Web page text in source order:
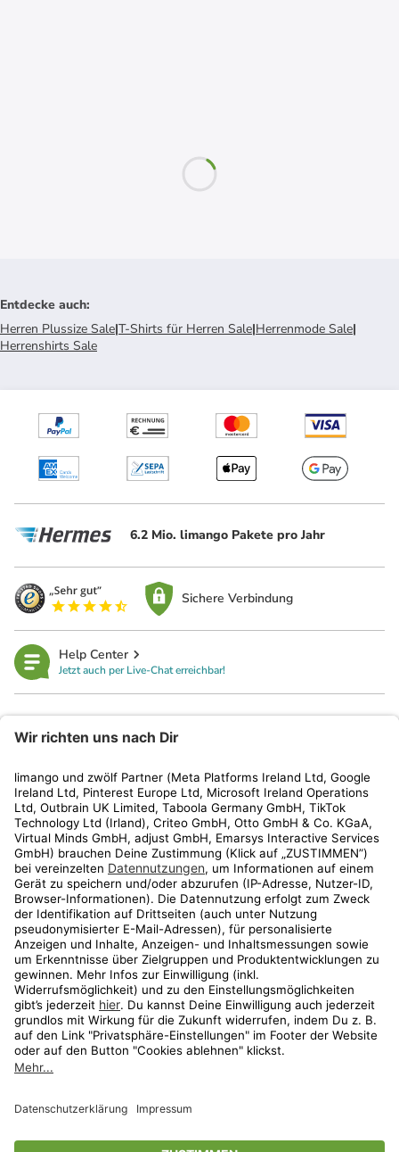
Entdecke auch:
Herren Plussize Sale|T-Shirts für Herren Sale|Herrenmode Sale|
Herrenshirts Sale
6.2 Mio. limango Pakete pro Jahr
Sichere Verbindung
Help Center
Jetzt auch per Live-Chat erreichbar!
Kundenservice
Shop
Aktionen
Travel